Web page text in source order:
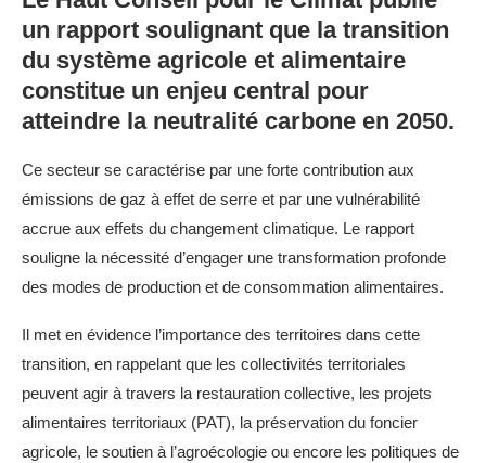
un rapport soulignant que la transition
du système agricole et alimentaire
constitue un enjeu central pour
atteindre la neutralité carbone en 2050.
Ce secteur se caractérise par une forte contribution aux
émissions de gaz à effet de serre et par une vulnérabilité
accrue aux effets du changement climatique. Le rapport
souligne la nécessité d’engager une transformation profonde
des modes de production et de consommation alimentaires.
Il met en évidence l’importance des territoires dans cette
transition, en rappelant que les collectivités territoriales
peuvent agir à travers la restauration collective, les projets
alimentaires territoriaux (PAT), la préservation du foncier
agricole, le soutien à l’agroécologie ou encore les politiques de